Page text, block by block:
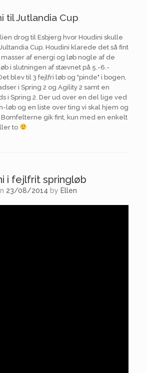
til Jutlandia Cup
drog til Esbjerg hvor Houdini skulle
Cup. Houdini klarede det så fint
af energi og løb nogle af de
i slutningen af stævnet på 5.-6.-
blev til 3 fejlfri løb og "pinde" i bogen,
i Spring 2 og Agility 2 samt en
i Spring 2. Der ud over en del lige ved
løb og en liste over ting vi skal hjem og
gik fint, kun med en enkelt
to
i fejlfrit springløb
23/08/2014 by Ellen